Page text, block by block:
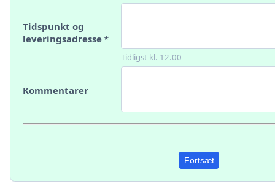
Tidspunkt og
leveringsadresse*
Tidligst kl. 12.00
Kommentarer